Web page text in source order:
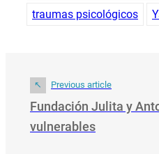
traumas psicológicos
Previous article
Fundación Julita y
vulnerables